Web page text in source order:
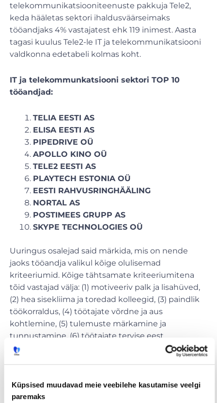
Küpsised muudavad meie veebilehe kasutamise veelgi
paremaks
telekommunikatsiooniteenuste pakkuja Tele2,
keda hääletas sektori ihaldusväärseimaks
tööandjaks 4% vastajatest ehk 119 inimest. Aasta
tagasi kuulus Tele2-le IT ja telekommunikatsiooni
valdkonna edetabeli kolmas koht.
IT ja telekommunkatsiooni sektori TOP 10
tööandjad:
TELIA EESTI AS
ELISA EESTI AS
PIPEDRIVE OÜ
APOLLO KINO OÜ
TELE2 EESTI AS
PLAYTECH ESTONIA OÜ
EESTI RAHVUSRINGHÄÄLING
NORTAL AS
POSTIMEES GRUPP AS
SKYPE TECHNOLOGIES OÜ
Uuringus osalejad said märkida, mis on nende
jaoks tööandja valikul kõige olulisemad
kriteeriumid. Kõige tähtsamate kriteeriumitena
tõid vastajad välja: (1) motiveeriv palk ja lisahüved,
(2) hea sisekliima ja toredad kolleegid, (3) paindlik
töökorraldus, (4) töötajate võrdne ja aus
kohtlemine, (5) tulemuste märkamine ja
tunnustamine, (6) töötajate tervise eest
hoolitsemine ning (7) arenguvõimaluste
19.11.2020-11.01.2021 viis CV-Online Estonia/CV.ee
läbi traditsioonilise